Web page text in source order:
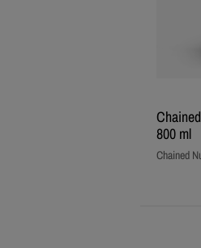
800 ml
Chained